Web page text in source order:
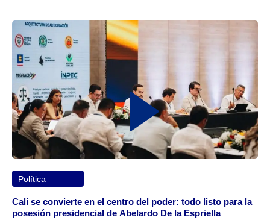
Política
Cali se convierte en el centro del poder: todo listo para la
posesión presidencial de Abelardo De la Espriella